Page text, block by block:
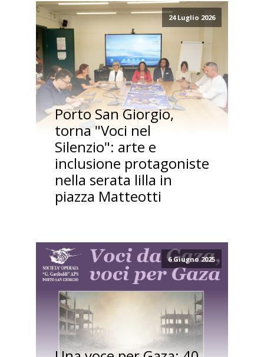
24 Luglio 2026
Porto San Giorgio,
torna "Voci nel
Silenzio": arte e
inclusione protagoniste
nella serata lilla in
piazza Matteotti
6 Giugno 2025